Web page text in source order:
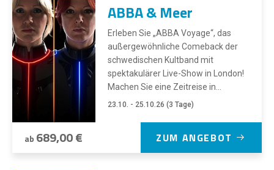
ABBA & Meer
Erleben Sie „ABBA Voyage“, das
außergewöhnliche Comeback der
schwedischen Kultband mit
spektakulärer Live-Show in London!
Machen Sie eine Zeitreise in...
23.10. - 25.10.26 (3 Tage)
ab 689,00 € ZUM ANGEBOT